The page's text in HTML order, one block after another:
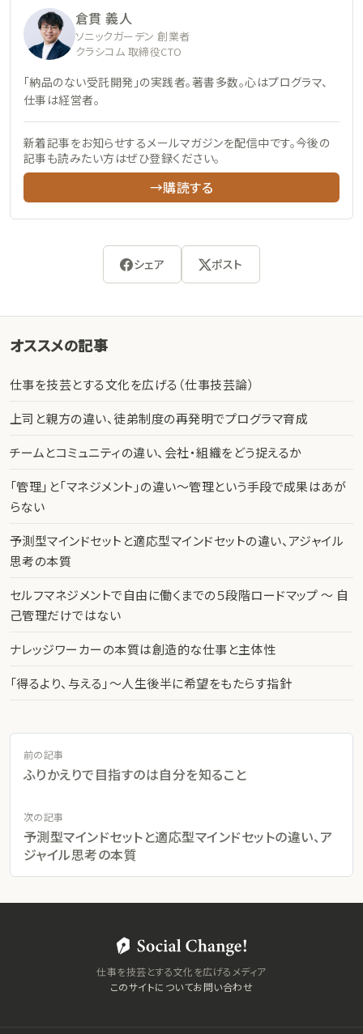
倉貫 義人
ソニックガーデン 創業者
クラシコム 取締役CTO
「納品のない受託開発」の実践者。著書多数。心はプログラマ、
仕事は経営者。
新着記事をお知らせするメールマガジンを配信中です。今後の
記事も読みたい方はぜひ登録ください。
→購読する
シェア ポスト
オススメの記事
仕事を技芸とする文化を広げる（仕事技芸論）
上司と親方の違い、徒弟制度の再発明でプログラマ育成
チームとコミュニティの違い、会社・組織をどう捉えるか
「管理」と「マネジメント」の違い〜管理という手段で成果はあが
らない
予測型マインドセットと適応型マインドセットの違い、アジャイル
思考の本質
セルフマネジメントで自由に働くまでの５段階ロードマップ 〜 自
己管理だけではない
ナレッジワーカーの本質は創造的な仕事と主体性
「得るより、与える」〜人生後半に希望をもたらす指針
前の記事
ふりかえりで目指すのは自分を知ること
次の記事
予測型マインドセットと適応型マインドセットの違い、ア
ジャイル思考の本質
仕事を技芸とする文化を広げるメディア
このサイトについてお問い合わせ